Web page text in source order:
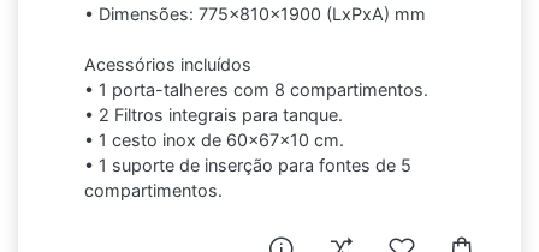
• Dimensões: 775x810x1900 (LxPxA) mm
Acessórios incluídos
• 1 porta-talheres com 8 compartimentos.
• 2 Filtros integrais para tanque.
• 1 cesto inox de 60x67x10 cm.
• 1 suporte de inserção para fontes de 5
compartimentos.